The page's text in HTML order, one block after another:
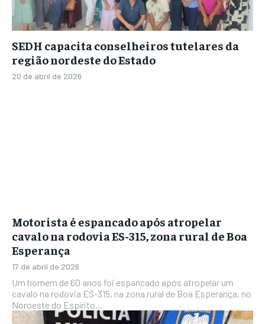
SEDH capacita conselheiros tutelares da
região nordeste do Estado
20 de abril de 2026
Motorista é espancado após atropelar
cavalo na rodovia ES-315, zona rural de Boa
Esperança
17 de abril de 2026
Um homem de 60 anos foi espancado após atropelar um
cavalo na rodovia ES-315, na zona rural de Boa Esperança, no
Noroeste do Espírito...